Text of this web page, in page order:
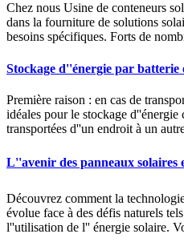
Chez nous Usine de conteneurs
dans la fourniture de solutions
besoins spécifiques. Forts de
Stockage d''énergie par
Première raison : en cas de
idéales pour le stockage
transportées d''un endroit à un
L''avenir des panneaux
Découvrez comment la
évolue face à des défis naturels
l''utilisation de l'' énergie solaire.